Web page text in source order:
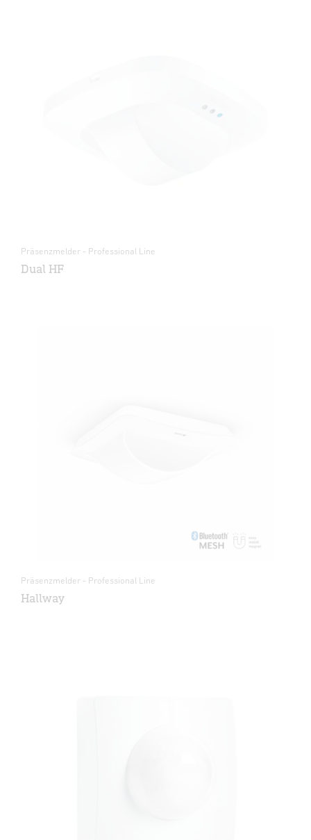
Präsenzmelder - Professional Line
Dual HF
Präsenzmelder - Professional Line
Hallway